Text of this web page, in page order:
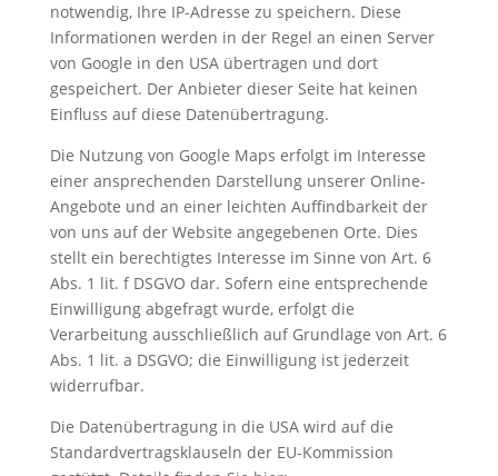
notwendig, Ihre IP-Adresse zu speichern. Diese
Informationen werden in der Regel an einen Server
von Google in den USA übertragen und dort
gespeichert. Der Anbieter dieser Seite hat keinen
Einfluss auf diese Datenübertragung.
Die Nutzung von Google Maps erfolgt im Interesse
einer ansprechenden Darstellung unserer Online-
Angebote und an einer leichten Auffindbarkeit der
von uns auf der Website angegebenen Orte. Dies
stellt ein berechtigtes Interesse im Sinne von Art. 6
Abs. 1 lit. f DSGVO dar. Sofern eine entsprechende
Einwilligung abgefragt wurde, erfolgt die
Verarbeitung ausschließlich auf Grundlage von Art. 6
Abs. 1 lit. a DSGVO; die Einwilligung ist jederzeit
widerrufbar.
Die Datenübertragung in die USA wird auf die
Standardvertragsklauseln der EU-Kommission